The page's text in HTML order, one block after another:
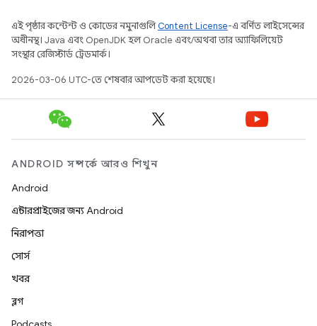
এই পৃষ্ঠার কন্টেন্ট ও কোডের নমুনাগুলিContent License-এ বর্ণিত লাইসেন্সের
অধীনস্থ। Java এবং OpenJDK হল Oracle এবং/অথবা তার অ্যাফিলিয়েট
সংস্থার রেজিস্টার্ড ট্রেডমার্ক।
2026-03-06 UTC-তে শেষবার আপডেট করা হয়েছে।
ANDROID সম্পর্কে আরও শিখুন
Android
এন্টারপ্রাইজের জন্য Android
নিরাপত্তা
সোর্স
খবর
ব্লগ